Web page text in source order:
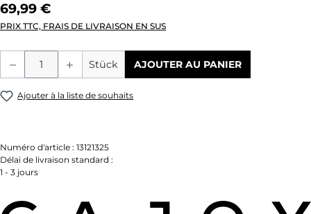
69,99 €
PRIX TTC, FRAIS DE LIVRAISON EN SUS
Quantité de produit : Entrez la
Stück AJOUTER AU PANIER
Ajouter à la liste de souhaits
Numéro d'article : 13121325
Délai de livraison standard :
1 - 3 jours